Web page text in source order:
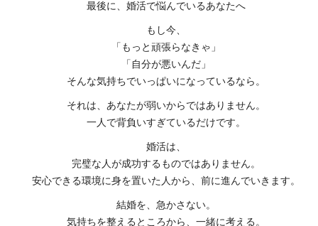
最後に、婚活で悩んでいるあなたへ
もし今、
「もっと頑張らなきゃ」
「自分が悪いんだ」
そんな気持ちでいっぱいになっているなら。
それは、あなたが弱いからではありません。
一人で背負いすぎているだけです。
婚活は、
完璧な人が成功するものではありません。
安心できる環境に身を置いた人から、前に進んでいきます。
結婚を、急かさない。
気持ちを整えるところから、一緒に考える。